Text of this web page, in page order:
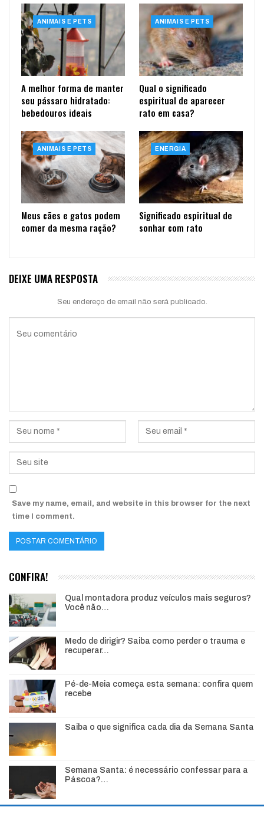
ANIMAIS E PETS
A melhor forma de manter
seu pássaro hidratado:
bebedouros ideais
ANIMAIS E PETS
Qual o significado
espiritual de aparecer
rato em casa?
ANIMAIS E PETS
Meus cães e gatos podem
comer da mesma ração?
ENERGIA
Significado espiritual de
sonhar com rato
DEIXE UMA RESPOSTA
Seu endereço de email não será publicado.
Save my name, email, and website in this browser for the next
time I comment.
CONFIRA!
Qual montadora produz veículos mais seguros?
Você não…
Medo de dirigir? Saiba como perder o trauma e
recuperar…
Pé-de-Meia começa esta semana: confira quem
recebe
Saiba o que significa cada dia da Semana Santa
Semana Santa: é necessário confessar para a
Páscoa?…